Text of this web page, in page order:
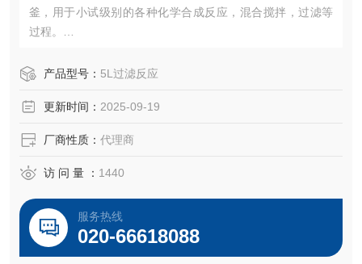
釜，用于小试级别的各种化学合成反应，混合搅拌，过滤等
过程。
样本的受污染几率。
产品型号： 5L过滤反应
更新时间： 2025-09-19
厂商性质： 代理商
访 问 量 ： 1440
服务热线
020-66618088